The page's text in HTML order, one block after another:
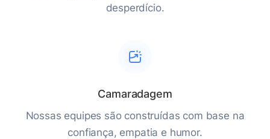
desperdício.
Camaradagem
Nossas equipes são construídas com base na
confiança, empatia e humor.